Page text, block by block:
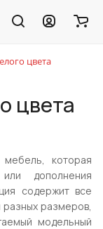
цвета
цвета
которая
дополнения
содержит все
размеров,
модельный